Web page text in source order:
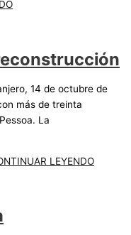
14 de octubre de
más de treinta
La
LEYENDO